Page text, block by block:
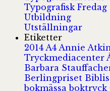
Typografisk Fredag
Utbildning
Utställningar
Etiketter
2014 A4 Annie
Tryckmediacenter
Barbara
Berlingpriset
bokmässaboktryck